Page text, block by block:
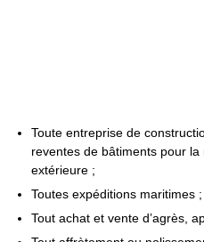
Toute entreprise de
reventes de bâtiments pour
extérieure ;
Toutes expéditions maritimes ;
Tout achat et vente d’agrès,